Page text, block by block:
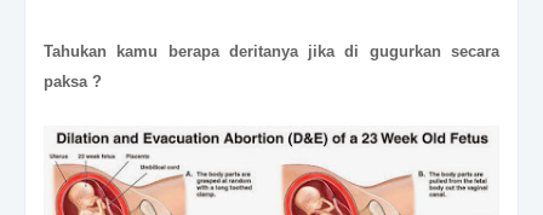
Tahukan kamu berapa deritanya jika di gugurkan secara
paksa ?